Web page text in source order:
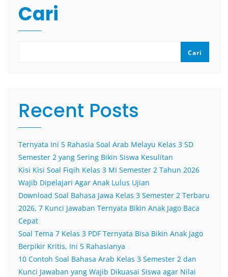
Cari
Cari
Recent Posts
Ternyata Ini 5 Rahasia Soal Arab Melayu Kelas 3 SD
Semester 2 yang Sering Bikin Siswa Kesulitan
Kisi Kisi Soal Fiqih Kelas 3 MI Semester 2 Tahun 2026
Wajib Dipelajari Agar Anak Lulus Ujian
Download Soal Bahasa Jawa Kelas 3 Semester 2 Terbaru
2026, 7 Kunci Jawaban Ternyata Bikin Anak Jago Baca
Cepat
Soal Tema 7 Kelas 3 PDF Ternyata Bisa Bikin Anak Jago
Berpikir Kritis, Ini 5 Rahasianya
10 Contoh Soal Bahasa Arab Kelas 3 Semester 2 dan
Kunci Jawaban yang Wajib Dikuasai Siswa agar Nilai